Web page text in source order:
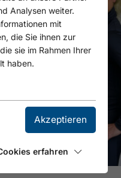
Analysen weiter.
mit
die Sie ihnen zur
sie im Rahmen Ihrer
haben.
Akzeptieren
erfahren